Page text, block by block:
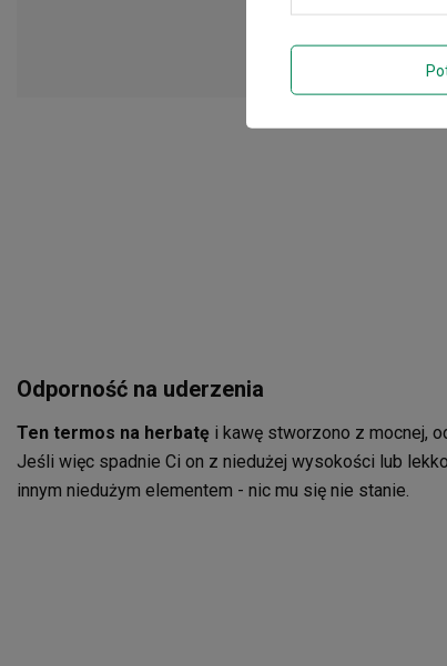
Odporność na uderzenia
Ten termos na herbatę i kawę stworzono z mocnej,
Jeśli więc spadnie Ci on z niedużej wysokości lub
innym niedużym elementem - nic mu się nie stanie.